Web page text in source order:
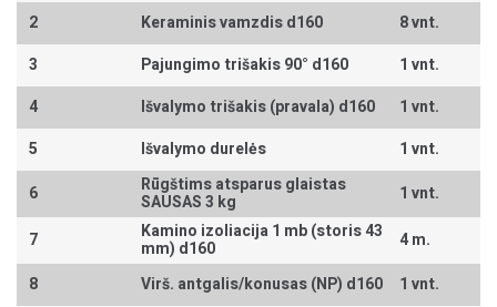
2
Keraminis vamzdis d160
8 vnt.
3
Pajungimo trišakis 90° d160
1 vnt.
4
Išvalymo trišakis (pravala) d160
1 vnt.
5
Išvalymo durelės
1 vnt.
6
Rūgštims atsparus glaistas
SAUSAS 3 kg
1 vnt.
7
Kamino izoliacija 1 mb (storis 43
mm) d160
4 m.
8
Virš. antgalis/konusas (NP) d160
1 vnt.